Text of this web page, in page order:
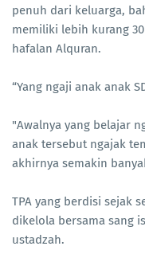
penuh dari keluarga,
memiliki lebih kurang
hafalan Alquran.
“Yang ngaji anak anak
"Awalnya yang belajar
anak tersebut ngajak
akhirnya semakin
TPA yang berdisi sejak
dikelola bersama sang
ustadzah.